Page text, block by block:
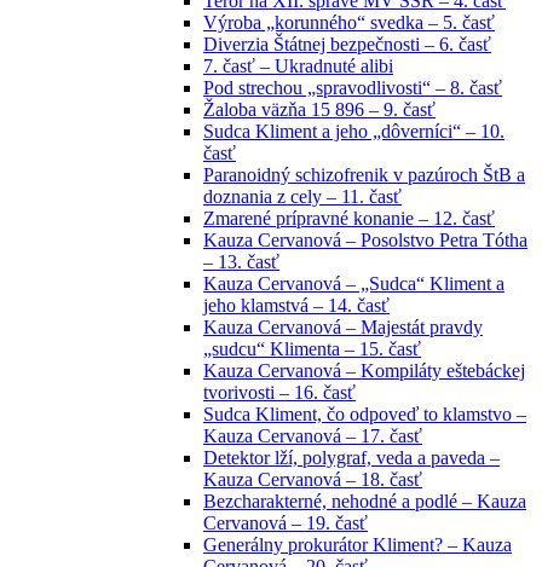
Výroba „korunného“ svedka – 5. časť
Diverzia Štátnej bezpečnosti – 6. časť
7. časť – Ukradnuté alibi
Pod strechou „spravodlivosti“ – 8. časť
Žaloba väzňa 15 896 – 9. časť
Sudca Kliment a jeho „dôverníci“ – 10.
časť
Paranoidný schizofrenik v pazúroch ŠtB a
doznania z cely – 11. časť
Zmarené prípravné konanie – 12. časť
Kauza Cervanová – Posolstvo Petra Tótha
– 13. časť
Kauza Cervanová – „Sudca“ Kliment a
jeho klamstvá – 14. časť
Kauza Cervanová – Majestát pravdy
„sudcu“ Klimenta – 15. časť
Kauza Cervanová – Kompiláty eštebáckej
tvorivosti – 16. časť
Sudca Kliment, čo odpoveď to klamstvo –
Kauza Cervanová – 17. časť
Detektor lží, polygraf, veda a paveda –
Kauza Cervanová – 18. časť
Bezcharakterné, nehodné a podlé – Kauza
Cervanová – 19. časť
Generálny prokurátor Kliment? – Kauza